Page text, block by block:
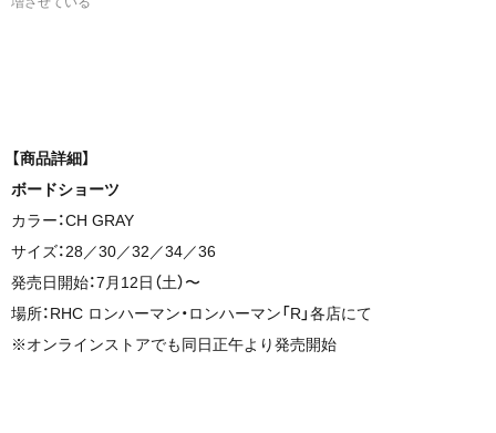
【商品詳細】
ボードショーツ
カラー：CH GRAY
サイズ：28／30／32／34／36
発売日開始：7月12日（土）〜
場所：RHC ロンハーマン・ロンハーマン「R」各店にて
※オンラインストアでも同日正午より発売開始